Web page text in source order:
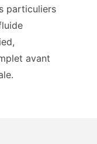
particuliers
avant